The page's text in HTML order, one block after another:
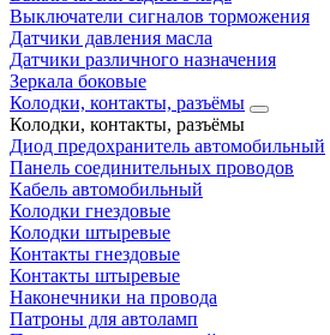
Выключатели сигналов торможения
Датчики давления масла
Датчики различного назначения
Зеркала боковые
Колодки, контакты, разъёмы
Колодки, контакты, разъёмы
Диод предохранитель автомобильный
Панель соединительных проводов
Кабель автомобильный
Колодки гнездовые
Колодки штыревые
Контакты гнездовые
Контакты штыревые
Наконечники на провода
Патроны для автоламп